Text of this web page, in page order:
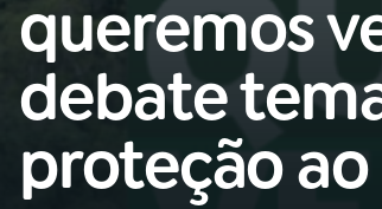
Nacional
AO VIVO
01 INÍCIO
02A RÁDIO
queremos
debate
proteção